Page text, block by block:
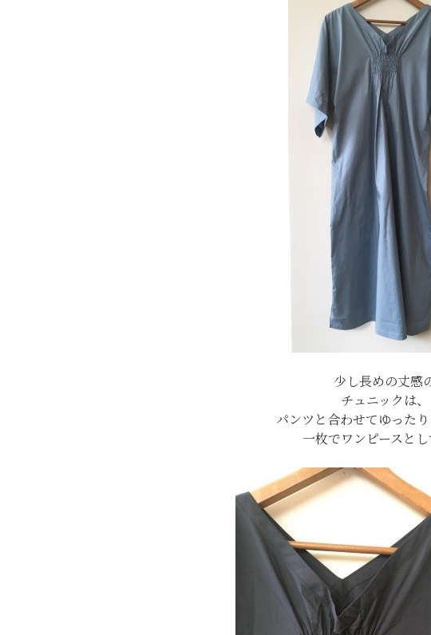
少し長めの丈感
チュニックは、
パンツと合わせてゆったり
一枚でワンピースとし